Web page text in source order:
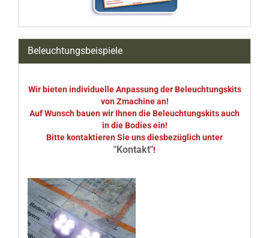
Beleuchtungsbeispiele
Wir bieten individuelle Anpassung der Beleuchtungskits
von Zmachine an!
Auf Wunsch bauen wir Ihnen die Beleuchtungskits auch
in die Bodies ein!
Bitte kontaktieren Sie uns diesbezüglich unter
"Kontakt"!